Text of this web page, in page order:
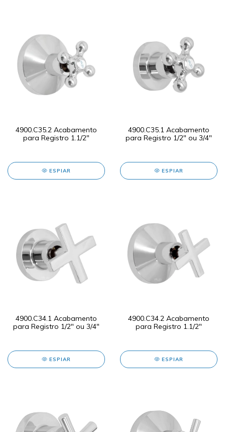
4900.C35.2 Acabamento
para Registro 1.1/2"
ESPIAR
4900.C35.1 Acabamento
para Registro 1/2" ou 3/4"
ESPIAR
4900.C34.1 Acabamento
para Registro 1/2" ou 3/4"
ESPIAR
4900.C34.2 Acabamento
para Registro 1.1/2"
ESPIAR